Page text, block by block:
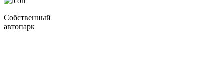
Собственный
автопарк